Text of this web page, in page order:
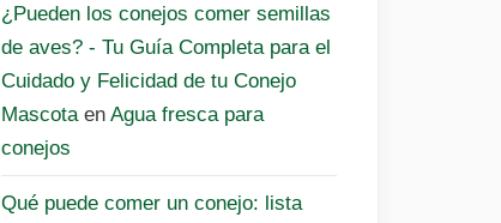
¿Pueden los conejos comer semillas
de aves? - Tu Guía Completa para el
Cuidado y Felicidad de tu Conejo
Mascota en Agua fresca para
conejos
Qué puede comer un conejo: lista